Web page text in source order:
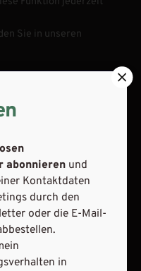
Sie in unseren
Datenschutz
abonnieren und
Kontaktdaten
durch den
oder die E-Mail-
in